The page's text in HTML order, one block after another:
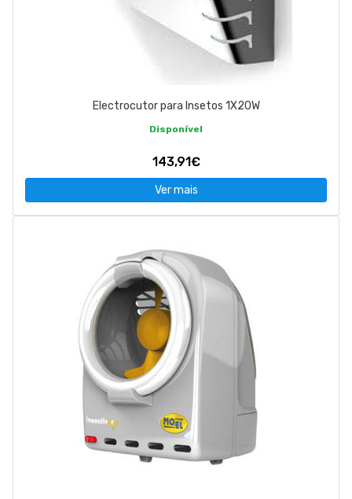
Electrocutor para Insetos 1X20W
Disponível
143,91€
Ver mais